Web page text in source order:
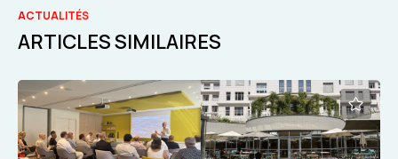
ACTUALITÉS
ARTICLES SIMILAIRES